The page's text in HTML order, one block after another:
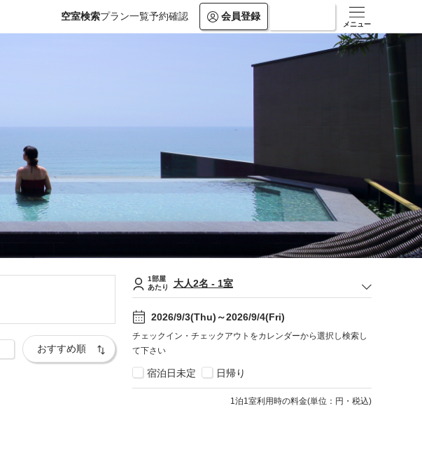
空室検索プラン一覧予約確認 会員登録
メニュー
1部屋
あたり
大人2名 - 1室
2026/9/3(Thu)～2026/9/4(Fri)
チェックイン・チェックアウトをカレンダーから選択し検索し
て下さい
宿泊日未定 日帰り
1 泊1室利用時の料金(単位：円・税込)